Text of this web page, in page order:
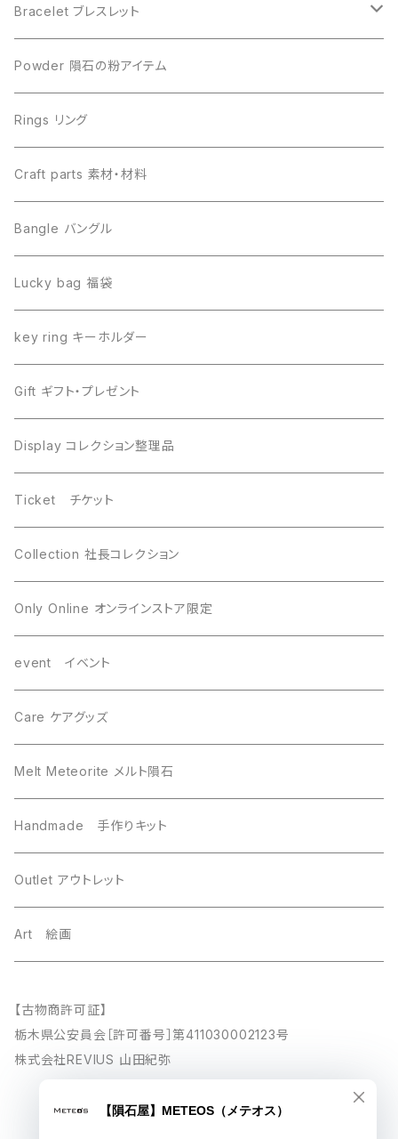
Muonionalusta ムオニオナルスタ
Sericho セリコ
Libyan desert glass リビアングラス
Canyon Diablo キャニオンディアブロ
Imilac イミラック
Henbury ヘンブリー
Dronino ドロニノ
Moldavite モルダバイト
Seymchan セイムチャン
WireWrapping ワイヤーラッピング
Gebel Kamil ゲベルカミル
Mundrabilla マンドラビラ
Saint-Aubin サントーバン
Sikhote-Alin シホーテアリン
others その他
Uruacu ウルアク
Brahin ブラヒン
Chinga チンガ―
Esquel エスケル
Aletai アルタイ
Muonionalusta ムオニオナルスタ
Henbury ヘンブリー
Sericho セリコ
Libyan desert glass リビアングラス
Seymchan セイムチャン
Imilac イミラック
Moldavite モルダバイト
Dronino ドロニノ
Brahin ブラヒン
Uruacu ウルアク
Canyon Diablo キャニオンディアブロ
Agoudal アグダル
Chelyabinsk チェリャビンスク
Mundrabilla マンドラビラ
Chinga チンガー
Taza タザ
Gebel Kamil ゲベルカミル
Mars 火星
Bracelet ブレスレット
ビーズ単品
Powder 隕石の粉アイテム
Rings リング
Craft parts 素材・材料
Bangle バングル
Lucky bag 福袋
key ring キーホルダー
Gift ギフト・プレゼント
Display コレクション整理品
Ticket チケット
Collection 社長コレクション
Only Online オンラインストア限定
event イベント
Care ケアグッズ
Melt Meteorite メルト隕石
Handmade 手作りキット
Outlet アウトレット
Art 絵画
【古物商許可証】
栃木県公安員会［許可番号］第411030002123号
株式会社REVIUS 山田紀弥